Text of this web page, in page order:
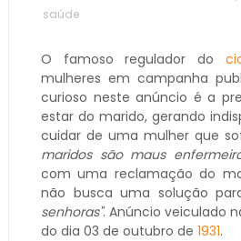
saúde
O famoso regulador do
mulheres em campanha
curioso neste anúncio é a
estar do marido, gerando
cuidar de uma mulher que
maridos são maus
com uma reclamação do
não busca uma solução
senhoras". Anúncio veiculado
do dia 03 de outubro de 1931.